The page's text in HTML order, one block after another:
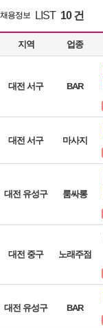
채용정보 LIST 10 건
지역 업종
대전 서구 BAR
대전 서구 마사지
대전 유성구 룸싸롱
대전 중구 노래주점
대전 유성구 BAR